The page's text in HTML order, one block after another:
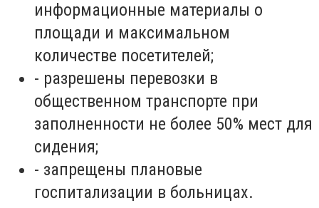
информационные материалы о
площади и максимальном
количестве посетителей;
- разрешены перевозки в
общественном транспорте при
заполненности не более 50% мест для
сидения;
- запрещены плановые
госпитализации в больницах.